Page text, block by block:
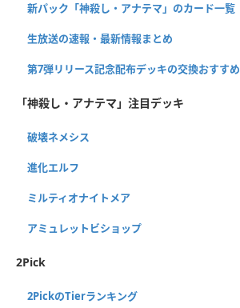
新パック「神殺し・アナテマ」のカード一覧
生放送の速報・最新情報まとめ
第7弾リリース記念配布デッキの交換おすすめ
「神殺し・アナテマ」注目デッキ
破壊ネメシス
進化エルフ
ミルティオナイトメア
アミュレットビショップ
2Pick
2PickのTierランキング